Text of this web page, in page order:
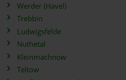
Werder (Havel)
Trebbin
Ludwigsfelde
Nuthetal
Kleinmachnow
Teltow